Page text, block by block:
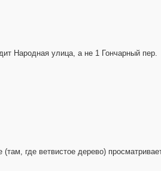
Народная улица, а не 1 Гончарный пер.
где ветвистое дерево)